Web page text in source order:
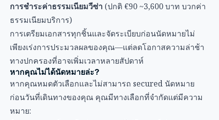
การชำระค่าธรรมเนียมวีซ่า (ปกติ €90 ~3,600 บาท บวกค่า
ธรรมเนียมบริการ)
การเตรียมเอกสารทุกชิ้นและจัดระเบียบก่อนนัดหมายไม่
เพียงเร่งการประมวลผลของคุณ—แต่ลดโอกาสความล่าช้า
ทางปกครองที่อาจเพิ่มเวลาหลายสัปดาห์
หากคุณไม่ได้นัดหมายล่ะ?
หากคุณหมดตัวเลือกและไม่สามารถ secured นัดหมาย
ก่อนวันที่เดินทางของคุณ คุณมีทางเลือกที่จำกัดแต่มีความ
หมาย: